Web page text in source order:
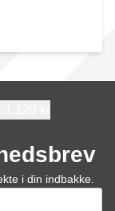
i din indbakke.